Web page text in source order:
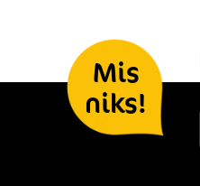
Mis
niks!